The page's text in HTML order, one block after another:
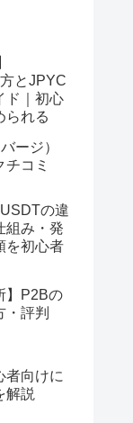
とJPYC
ド｜初心
られる
ージ）
コミ
の違
組み・発
を初心者
】P2Bの
・評判
者向けに
解説